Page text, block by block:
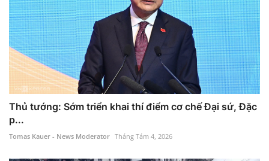
Thủ tướng: Sớm triển khai thí điểm cơ chế Đại sứ, Đặc
p...
Tomas Kauer - News Moderator Tháng Tám 4, 2026